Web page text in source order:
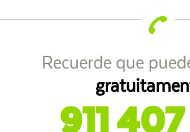
Recuerde que
911